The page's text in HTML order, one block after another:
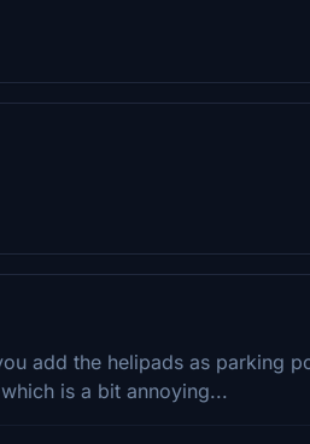
add the helipads as parking
is a bit annoying...